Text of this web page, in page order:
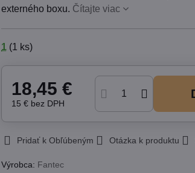
externého boxu. Čítajte viac
1 (1 ks)
18,45 €
15 € bez DPH
Pridať k Obľúbeným Otázka k produktu
Výrobca: Fantec